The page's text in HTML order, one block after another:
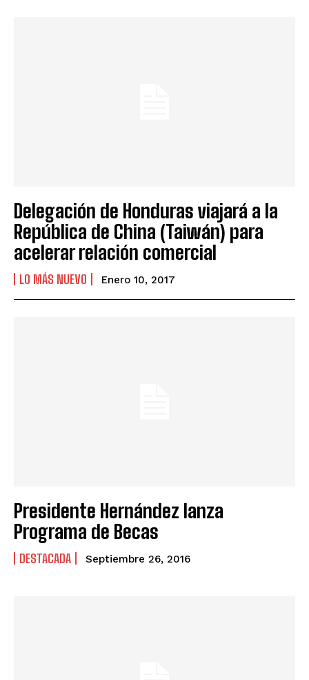
Delegación de Honduras viajará a la
República de China (Taiwán) para
acelerar relación comercial
LO MÁS NUEVO Enero 10, 2017
Presidente Hernández lanza
Programa de Becas
DESTACADA Septiembre 26, 2016